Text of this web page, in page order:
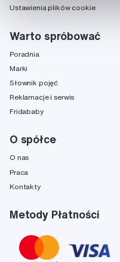
Ustawienia plików cookie
Warto spróbować
Poradnia
Marki
Słownik pojęć
Reklamacje i serwis
Fridababy
O spółce
O nas
Praca
Kontakty
Metody Płatności